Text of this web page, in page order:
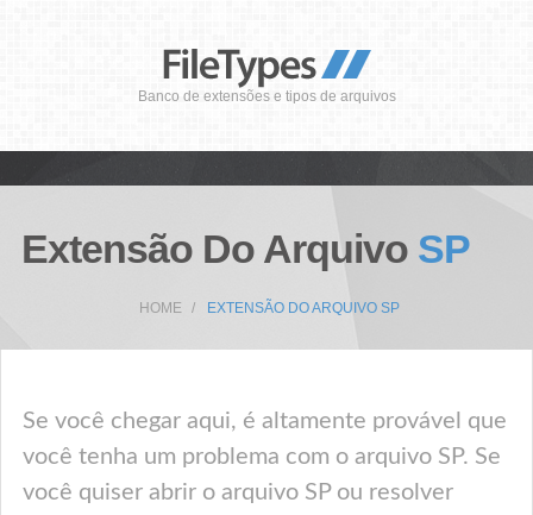
Banco de extensões e tipos de arquivos
Extensão Do Arquivo SP
HOME EXTENSÃO DO ARQUIVO SP
Se você chegar aqui, é altamente provável que
você tenha um problema com o arquivo SP. Se
você quiser abrir o arquivo SP ou resolver